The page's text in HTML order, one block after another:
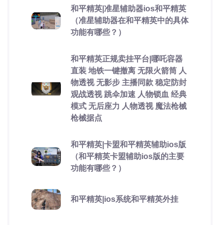
和平精英|准星辅助器ios和平精英
（准星辅助器在和平精英中的具体
功能有哪些？）
和平精英正规卖挂平台|哪吒容器
直装 地铁一键撤离 无限火箭筒 人
物透视 无影步 主播同款 稳定防封
观战透视 跳伞加速 人物锁血 经典
模式 无后座力 人物透视 魔法枪械
枪械据点
和平精英|卡盟和平精英辅助ios版
（和平精英卡盟辅助ios版的主要
功能有哪些？）
和平精英|ios系统和平精英外挂